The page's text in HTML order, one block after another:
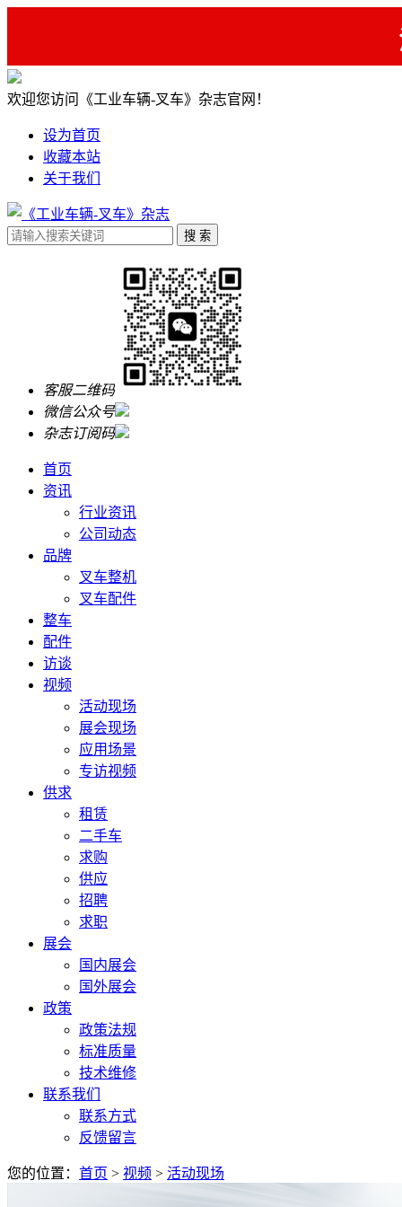
欢迎您访问《工业车辆-叉车》杂志官网！
设为首页
收藏本站
关于我们
客服二维码
微信公众号
杂志订阅码
首页
资讯
行业资讯
公司动态
品牌
叉车整机
叉车配件
整车
配件
访谈
视频
活动现场
展会现场
应用场景
专访视频
供求
租赁
二手车
求购
供应
招聘
求职
展会
国内展会
国外展会
政策
政策法规
标准质量
技术维修
联系我们
联系方式
反馈留言
您的位置： 首页 > 视频 > 活动现场